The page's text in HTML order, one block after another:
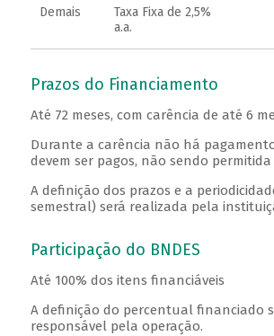
Demais
Taxa Fixa de 2,5%
a.a.
Prazos do Financiamento
Até 72 meses, com carência de até 6
Durante a carência não há
devem ser pagos, não sendo
A definição dos prazos e a
semestral) será realizada pela
Participação do BNDES
Até 100% dos itens financiáveis
A definição do percentual financiado
responsável pela operação.